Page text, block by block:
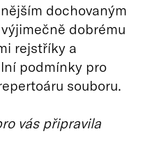
dochovaným
dobrému
rejstříky a
podmínky pro
souboru.
vás připravila